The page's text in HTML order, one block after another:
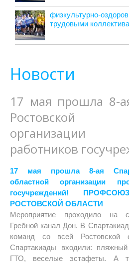
физкультурно-
трудовыми
Новости
17 мая прошла 8-
Ростовской
организации
работников
17 мая прошла 8-ая
областной организации
госучреждений!
РОСТОВСКОЙ ОБЛАСТИ
Мероприятие проходило на
Гребной канал Дон. В
команд со всей Ростовской
Спартакиады входили:
ГТО, веселые эстафеты. А